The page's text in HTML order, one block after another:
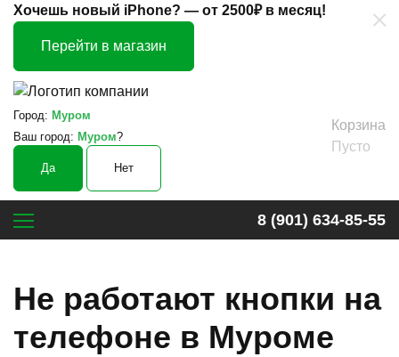
Хочешь новый iPhone? — от 2500₽ в месяц!
Перейти в магазин
Город: Муром
Ваш город: Муром?
Да Нет
Корзина
Пусто
8 (901) 634-85-55
Не работают кнопки на
телефоне в Муроме
×